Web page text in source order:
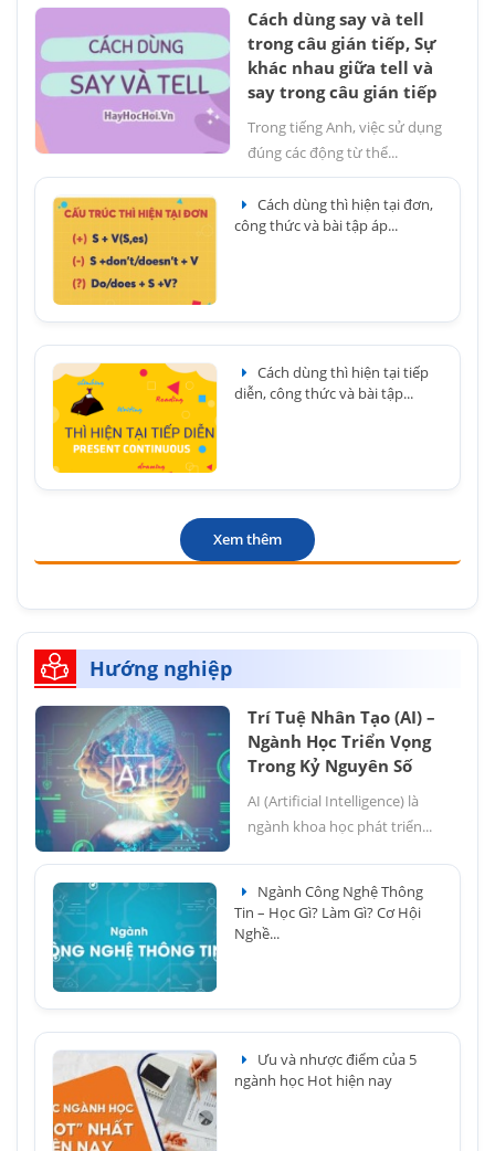
Cách dùng say và tell
trong câu gián tiếp, Sự
khác nhau giữa tell và
say trong câu gián tiếp
Trong tiếng Anh, việc sử dụng
đúng các động từ thể...
Cách dùng thì hiện tại đơn,
công thức và bài tập áp...
Cách dùng thì hiện tại tiếp
diễn, công thức và bài tập...
Xem thêm
Hướng nghiệp
Trí Tuệ Nhân Tạo (AI) –
Ngành Học Triển Vọng
Trong Kỷ Nguyên Số
AI (Artificial Intelligence) là
ngành khoa học phát triển...
Ngành Công Nghệ Thông
Tin – Học Gì? Làm Gì? Cơ Hội
Nghề...
Ưu và nhược điểm của 5
ngành học Hot hiện nay